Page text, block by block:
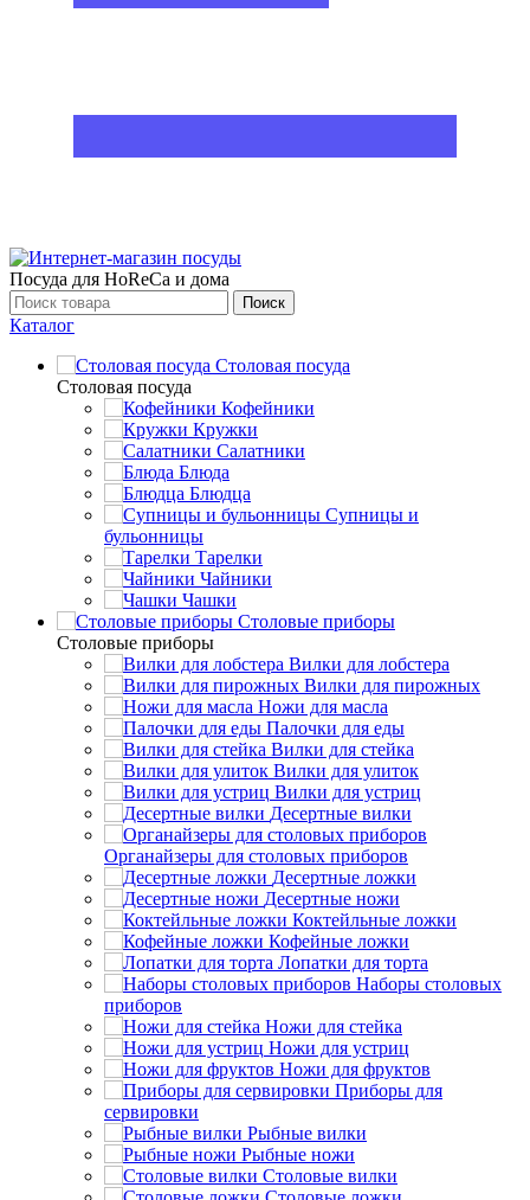
Посуда для HoReCa и дома
Поиск
Каталог
Столовая посуда
Столовая посуда
Кофейники
Кружки
Салатники
Блюда
Блюдца
Супницы и
бульонницы
Тарелки
Чайники
Чашки
Cтоловые приборы
Cтоловые приборы
Вилки для лобстера
Вилки для пирожных
Ножи для масла
Палочки для еды
Вилки для стейка
Вилки для улиток
Вилки для устриц
Десертные вилки
Органайзеры для столовых приборов
Десертные ложки
Десертные ножи
Коктейльные ложки
Кофейные ложки
Лопатки для торта
Наборы столовых
приборов
Ножи для стейка
Ножи для устриц
Ножи для фруктов
Приборы для
сервировки
Рыбные вилки
Рыбные ножи
Столовые вилки